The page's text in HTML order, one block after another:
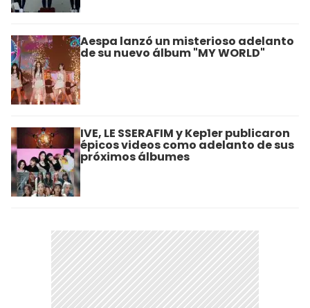
Aespa lanzó un misterioso adelanto
de su nuevo álbum "MY WORLD"
IVE, LE SSERAFIM y Kep1er publicaron
épicos videos como adelanto de sus
próximos álbumes